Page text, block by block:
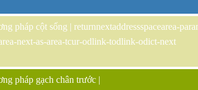
pháp cột sống | returnnextaddressspacearea-
next-as-area-tcur-odlink-todlink-odict-next
pháp gạch chân trước |